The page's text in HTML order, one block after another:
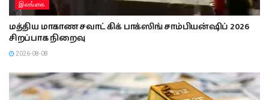
இலங்கை
மத்திய மாகாண சவாட் கிக் பாக்ஸிங் சாம்பியன்ஷிப் 2026
சிறப்பாக நிறைவு
2026-08-08